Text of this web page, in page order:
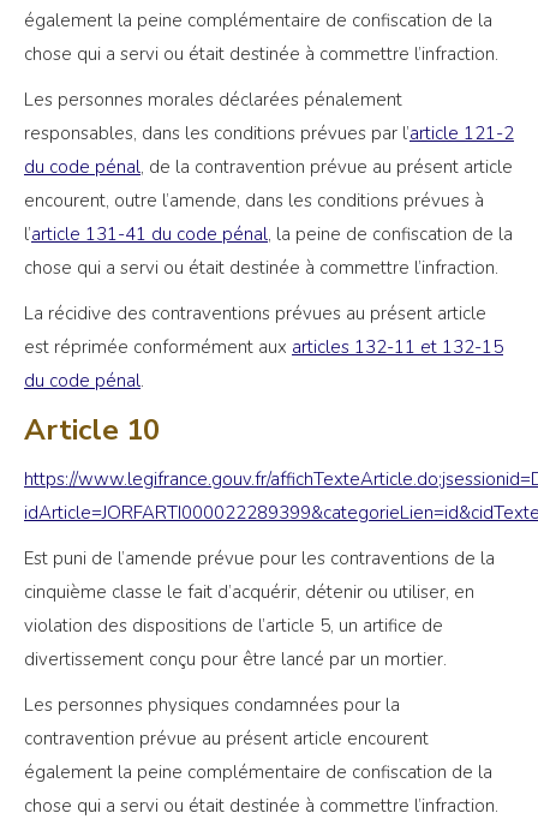
également la peine complémentaire de confiscation de la
chose qui a servi ou était destinée à commettre l’infraction.
Les personnes morales déclarées pénalement
responsables, dans les conditions prévues par l’article 121-2
du code pénal, de la contravention prévue au présent article
encourent, outre l’amende, dans les conditions prévues à
l’article 131-41 du code pénal, la peine de confiscation de la
chose qui a servi ou était destinée à commettre l’infraction.
La récidive des contraventions prévues au présent article
est réprimée conformément aux articles 132-11 et 132-15
du code pénal.
Article 10
https://www.legifrance.gouv.fr/
Est puni de l’amende prévue pour les contraventions de la
cinquième classe le fait d’acquérir, détenir ou utiliser, en
violation des dispositions de l’article 5, un artifice de
divertissement conçu pour être lancé par un mortier.
Les personnes physiques condamnées pour la
contravention prévue au présent article encourent
également la peine complémentaire de confiscation de la
chose qui a servi ou était destinée à commettre l’infraction.